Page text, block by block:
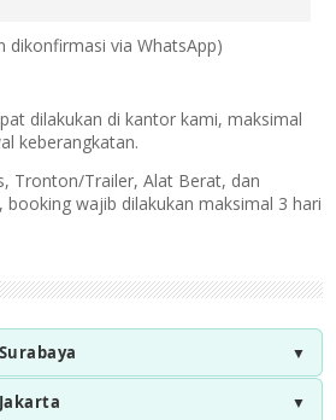
dikonfirmasi via WhatsApp)
dilakukan di kantor kami, maksimal
keberangkatan.
Tronton/Trailer, Alat Berat, dan
booking wajib dilakukan maksimal 3 hari